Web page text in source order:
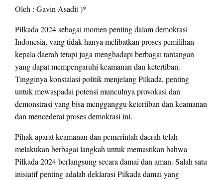
Oleh : Gavin Asadit )*
Pilkada 2024 sebagai momen penting dalam demokrasi
Indonesia, yang tidak hanya melibatkan proses pemilihan
kepala daerah tetapi juga menghadapi berbagai tantangan
yang dapat mempengaruhi keamanan dan ketertiban.
Tingginya konstalasi politik menjelang Pilkada, penting
untuk mewaspadai potensi munculnya provokasi dan
demonstrasi yang bisa mengganggu ketertiban dan keamanan
dan mencederai proses demokrasi ini.
Pihak aparat keamanan dan pemerintah daerah telah
melakukan berbagai langkah untuk memastikan bahwa
Pilkada 2024 berlangsung secara damai dan aman. Salah satu
inisiatif penting adalah deklarasi Pilkada damai yang